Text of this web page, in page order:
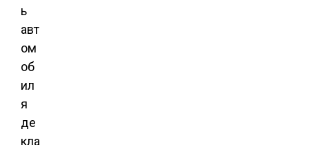
ь
авт
ом
об
ил
я
де
кла